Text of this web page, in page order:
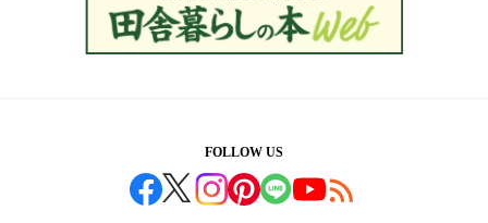
FOLLOW US